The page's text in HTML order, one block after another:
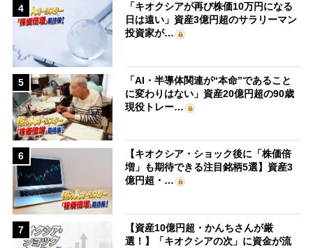
4
「キオクシアが再び株価10万円になる
日は遠い」資産3億円超のサラリーマン
投資家が…
5
「AI・半導体関連が“本命”であること
に変わりはない」資産20億円超の90歳
現役トレー…
6
【キオクシア・ショック後に「株価倍
増」も期待できる注目銘柄5選】資産3
億円超・…
7
【資産10億円超・かんちさんが厳
選！】「キオクシアの次」に資金が流